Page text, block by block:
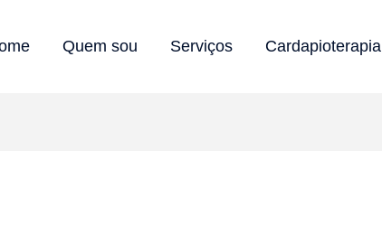
Quem sou Serviços Cardapioterapia